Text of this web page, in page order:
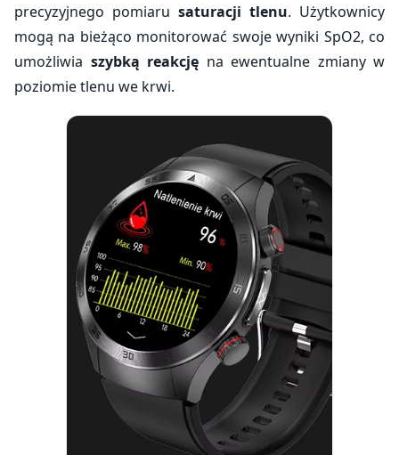
precyzyjnego pomiaru saturacji tlenu. Użytkownicy
mogą na bieżąco monitorować swoje wyniki SpO2, co
umożliwia szybką reakcję na ewentualne zmiany w
poziomie tlenu we krwi.